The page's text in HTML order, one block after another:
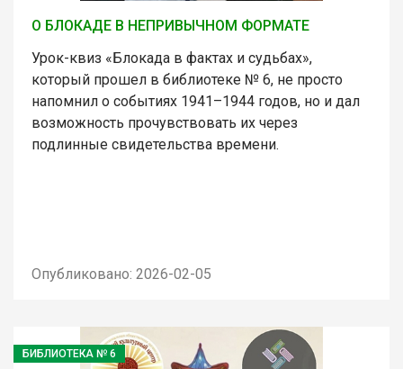
О БЛОКАДЕ В НЕПРИВЫЧНОМ ФОРМАТЕ
Урок-квиз «Блокада в фактах и судьбах»,
который прошел в библиотеке № 6, не просто
напомнил о событиях 1941–1944 годов, но и дал
возможность прочувствовать их через
подлинные свидетельства времени.
Опубликовано: 2026-02-05
БИБЛИОТЕКА № 6